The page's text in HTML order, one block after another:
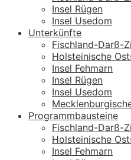
Insel Rügen
Insel Usedom
Unterkünfte
Fischland-Darß-
Holsteinische
Insel Fehmarn
Insel Rügen
Insel Usedom
Programmbausteine
Fischland-Darß-
Holsteinische
Insel Fehmarn